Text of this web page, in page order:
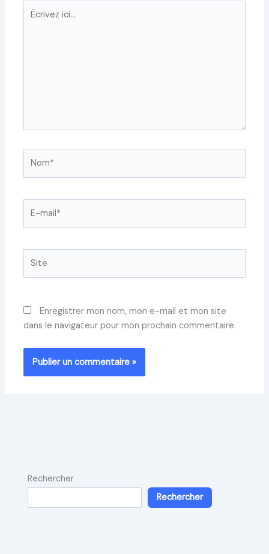
Écrivez
ici…
mail*
Enregistrer mon nom, mon e-mail et mon site
dans le navigateur pour mon prochain commentaire.
Rechercher
Rechercher